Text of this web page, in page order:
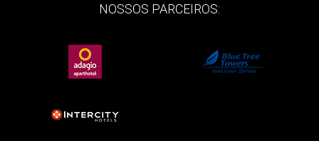
NOSSOS PARCEIROS: